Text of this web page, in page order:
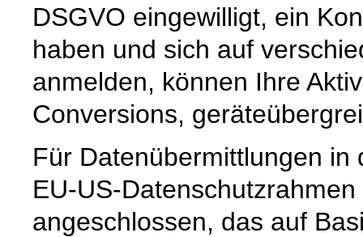
DSGVO eingewilligt, ein
haben und sich auf
anmelden, können Ihre
Conversions,
Für Datenübermittlungen in
EU-US-
angeschlossen, das auf